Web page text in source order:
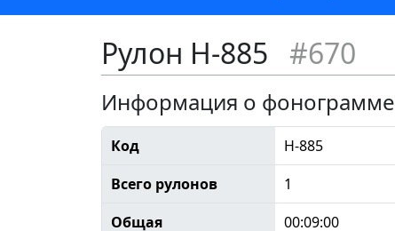
Рулон Н-885 #670
Информация о фонограмме
Код
Н-885
Всего рулонов
1
Общая
00:09:00